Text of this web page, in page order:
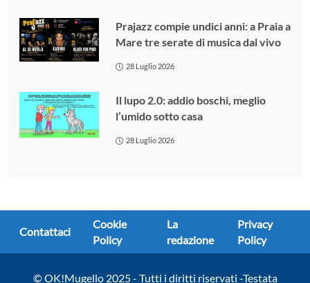
Prajazz compie undici anni: a Praia a
Mare tre serate di musica dal vivo
28 Luglio 2026
Il lupo 2.0: addio boschi, meglio
l’umido sotto casa
28 Luglio 2026
Contattaci
Cookie
Policy
La
redazione
Privacy
Policy
© OK!Mugello 2025 - Tutti i diritti riservati -Testata